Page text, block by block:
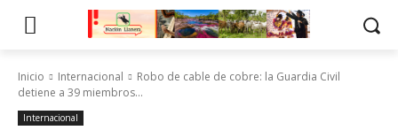
Inicio Internacional
Robo de cable de cobre: la Guardia Civil
detiene a 39 miembros...
Internacional